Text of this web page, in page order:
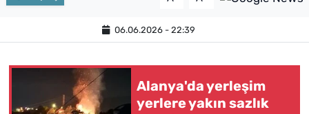
06.06.2026 - 22:39
Alanya'da yerleşim
yerlere yakın sazlık